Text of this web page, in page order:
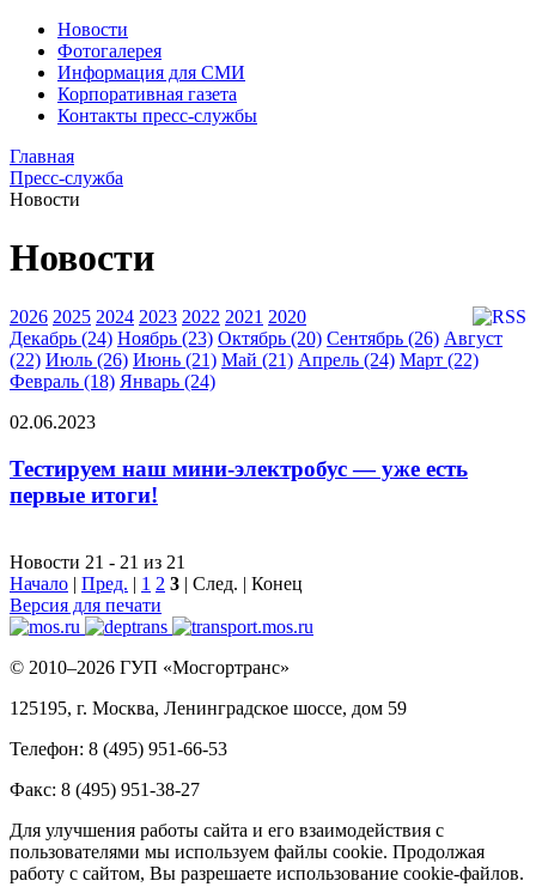
Новости
Фотогалерея
Информация для СМИ
Корпоративная газета
Контакты пресс-службы
Главная
Пресс-служба
Новости
Новости
2026 2025 2024 2023 2022 2021 2020
Декабрь (24) Ноябрь (23) Октябрь (20) Сентябрь (26) Август
(22) Июль (26) Июнь (21) Май (21) Апрель (24) Март (22)
Февраль (18) Январь (24)
02.06.2023
Тестируем наш мини-электробус — уже есть
первые итоги!
Новости 21 - 21 из 21
Начало | Пред. | 1 2 3 | След. | Конец
Версия для печати
© 2010–2026 ГУП «Мосгортранс»
125195, г. Москва, Ленинградское шоссе, дом 59
Телефон: 8 (495) 951-66-53
Факс: 8 (495) 951-38-27
Для улучшения работы сайта и его взаимодействия с
пользователями мы используем файлы cookie. Продолжая
работу с сайтом, Вы разрешаете использование cookie-файлов.